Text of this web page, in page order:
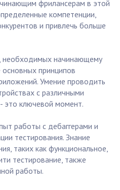
фрилансерам в этой
компетенции,
и привлечь больше
необходимых начинающему
принципов
Умение проводить
с различными
это ключевой момент.
работы с дебаггерами и
тестирования. Знание
таких как функциональное,
тестирование, также
работы.